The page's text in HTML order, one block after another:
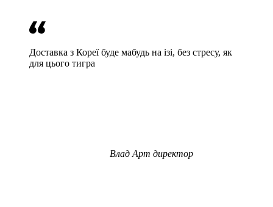
Доставка з Кореї буде мабудь на ізі, без стресу, як
для цього тигра
Влад Арт директор